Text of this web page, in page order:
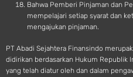
Bahwa Pemberi Pinjaman dan
mempelajari setiap syarat dan
mengajukan pinjaman.
PT Abadi Sejahtera Finansindo
didirikan berdasarkan Hukum Republik
yang telah diatur oleh dan dalam